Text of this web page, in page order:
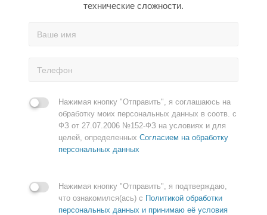
технические сложности.
Нажимая кнопку "Отправить", я соглашаюсь на
обработку моих персональных данных в соотв. с
ФЗ от 27.07.2006 №152-ФЗ на условиях и для
целей, определенных Согласием на обработку
персональных данных
Нажимая кнопку "Отправить", я подтверждаю,
что ознакомился(ась) с Политикой обработки
персональных данных и принимаю её условия